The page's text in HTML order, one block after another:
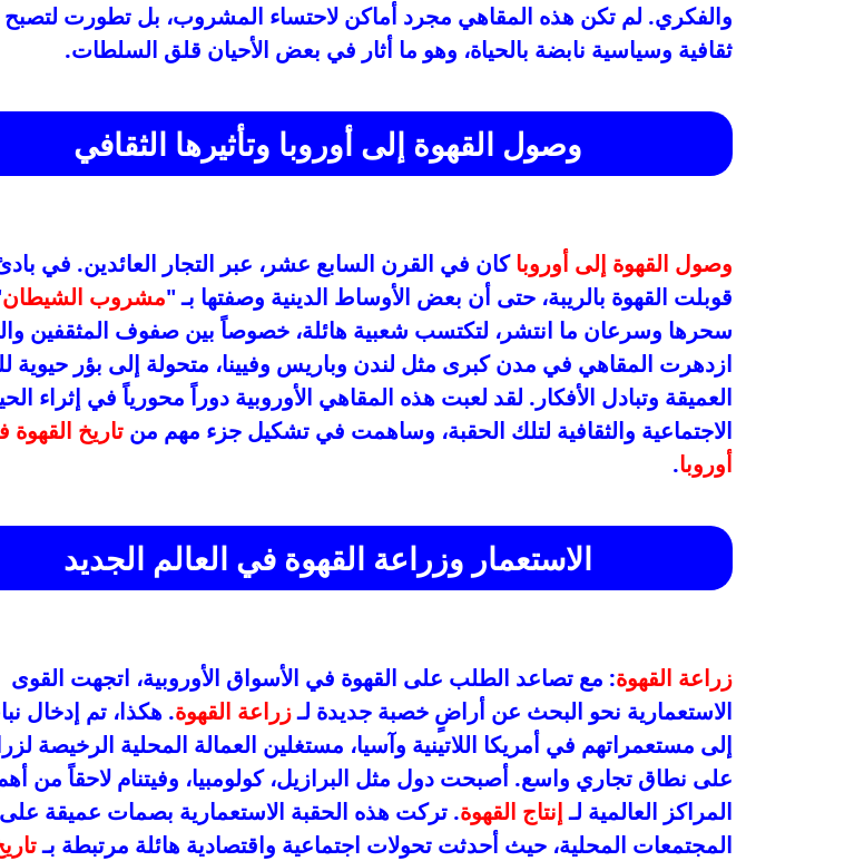
والفكري. لم تكن هذه المقاهي مجرد أماكن لاحتساء المشروب، بل تطورت لتصبح
ثقافية وسياسية نابضة بالحياة، وهو ما أثار في بعض الأحيان قلق السلطات.
وصول القهوة إلى أوروبا وتأثيرها الثقافي
وصول القهوة إلى أوروباكان في القرن السابع عشر، عبر التجار العائدين. في بادئ
قوبلت القهوة بالريبة، حتى أن بعض الأوساط الدينية وصفتها بـ "مشروب الشيطان
سحرها وسرعان ما انتشر، لتكتسب شعبية هائلة، خصوصاً بين صفوف المثقفين
ازدهرت المقاهي في مدن كبرى مثل لندن وباريس وفيينا، متحولة إلى بؤر حيوية
العميقة وتبادل الأفكار. لقد لعبت هذه المقاهي الأوروبية دوراً محورياً في إثراء
الاجتماعية والثقافية لتلك الحقبة، وساهمت في تشكيل جزء مهم من تاريخ القهوة
أوروبا.
الاستعمار وزراعة القهوة في العالم الجديد
زراعة القهوة: مع تصاعد الطلب على القهوة في الأسواق الأوروبية، اتجهت القوى
الاستعمارية نحو البحث عن أراضٍ خصبة جديدة لـزراعة القهوة. هكذا، تم إدخال
إلى مستعمراتهم في أمريكا اللاتينية وآسيا، مستغلين العمالة المحلية الرخيصة
على نطاق تجاري واسع. أصبحت دول مثل البرازيل، كولومبيا، وفيتنام لاحقاً من
المراكز العالمية لـإنتاج القهوة. تركت هذه الحقبة الاستعمارية بصمات عميقة على
المجتمعات المحلية، حيث أحدثت تحولات اجتماعية واقتصادية هائلة مرتبطة بـ